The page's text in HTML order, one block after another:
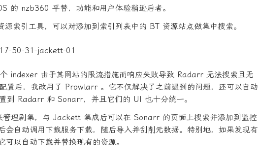
的 nzb360 平替，功能和用户体验稍逊后者。
索引工具，可以对添加到索引列表中的 BT 资源站点做集中搜索。
indexer 由于其网站的限流措施而响应失败导致 Radarr 无法搜索且无
置后，我改用了 Prowlarr 。它不仅解决了之前遇到的问题，还可以自动
到 Radarr 和 Sonarr，并且它们的 UI 也十分统一。
理剧集，与 Jackett 集成后可以在 Sonarr 的页面上搜索并添加到监控
会自动调用下载服务下载，随后导入并刮削元数据。特别地，如果发现有
可以自动下载并替换现有的资源。